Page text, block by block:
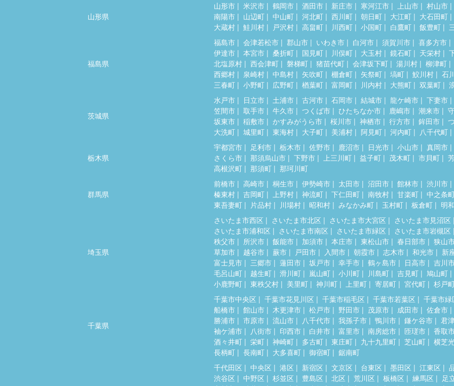
山形県
山形市 米沢市 鶴岡市 酒田市 新庄市 寒河江市 上山市
村山市
南陽市
山辺町 中山町 河北町 西川町 朝日町 大江町
大石田町
大蔵村
鮭川村 戸沢村 高畠町 川西町 小国町 白鷹町 飯豊町
福島県
福島市 会津若松市 郡山市 いわき市 白河市 須賀川市
喜多方市
伊達市
本宮市 桑折町 国見町 川俣町 大玉村 鏡石町 天栄村
北塩原村
西会津町 磐梯町 猪苗代町 会津坂下町 湯川村
柳津町
西郷村
泉崎村 中島村 矢吹町 棚倉町 矢祭町 塙町 鮫川村
石
三春町
小野町 広野町 楢葉町 富岡町 川内村 大熊町 双葉町
茨城県
水戸市 日立市 土浦市 古河市 石岡市 結城市 龍ケ崎市
下妻市
笠間市
取手市 牛久市 つくば市 ひたちなか市 鹿嶋市 潮来市
坂東市
稲敷市 かすみがうら市 桜川市 神栖市 行方市 鉾田市
大洗町
城里町 東海村 大子町 美浦村 阿見町 河内町 八千代町
栃木県
宇都宮市 足利市 栃木市 佐野市 鹿沼市 日光市 小山市
真岡市
さくら市
那須烏山市 下野市 上三川町 益子町 茂木町 市貝町
高根沢町
那須町 那珂川町
群馬県
前橋市 高崎市 桐生市 伊勢崎市 太田市 沼田市 館林市
渋川市
榛東村
吉岡町 上野村 神流町 下仁田町 南牧村 甘楽町
中之条
東吾妻町
片品村 川場村 昭和村 みなかみ町 玉村町 板倉町 明
埼玉県
さいたま市西区 さいたま市北区 さいたま市大宮区
さいたま市見沼区
さいたま市浦和区
さいたま市南区 さいたま市緑区
さいたま市岩槻区
秩父市
所沢市 飯能市 加須市 本庄市 東松山市 春日部市
狭山
草加市
越谷市 蕨市 戸田市 入間市 朝霞市 志木市 和光市
新
富士見市
三郷市 蓮田市 坂戸市 幸手市 鶴ヶ島市 日高市
吉川
毛呂山町
越生町 滑川町 嵐山町 小川町 川島町 吉見町
鳩山町
小鹿野町
東秩父村 美里町 神川町 上里町 寄居町 宮代町 杉戸
千葉県
千葉市中央区 千葉市花見川区 千葉市稲毛区 千葉市若葉区
千葉市緑
船橋市
館山市 木更津市 松戸市 野田市 茂原市 成田市
佐倉市
勝浦市
市原市 流山市 八千代市 我孫子市 鴨川市 鎌ケ谷市
君
袖ケ浦市
八街市 印西市 白井市 富里市 南房総市 匝瑳市
香取
酒々井町
栄町 神崎町 多古町 東庄町 九十九里町 芝山町
横芝
長柄町
長南町 大多喜町 御宿町
鋸南町
千代田区
中央区 港区 新宿区 文京区 台東区 墨田区 江東区
渋谷区
中野区 杉並区 豊島区 北区 荒川区 板橋区 練馬区
足